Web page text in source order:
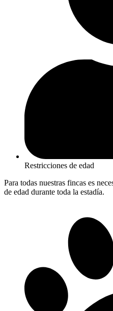
Restricciones de edad
Para todas nuestras fincas es
de edad durante toda la estadía.